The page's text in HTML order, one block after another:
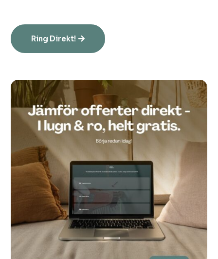
Ring Direkt!